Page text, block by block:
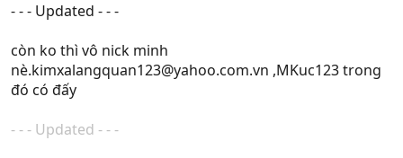
- - - Updated - - -
còn ko thì vô nick minh
nè.kimxalangquan123@yahoo.com.vn ,MKuc123 trong
đó có đấy
- - - Updated - - -